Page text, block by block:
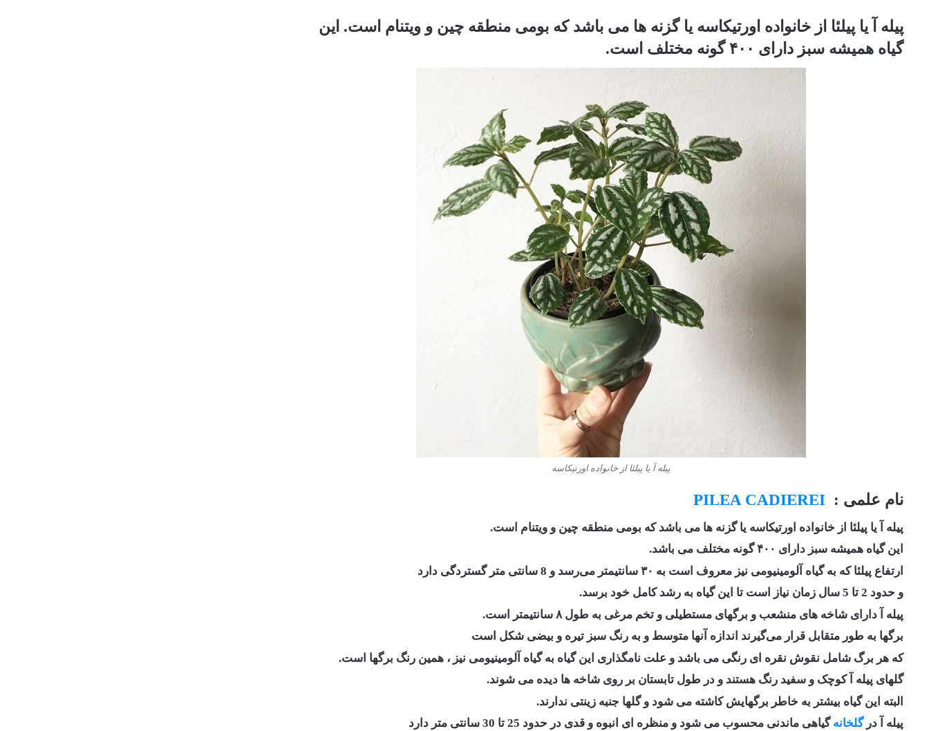
پیله آ ‏یا پیلئا از خانواده اورتیکاسه یا گزنه ها ‏‎می باشد که بومی منطقه چین و ویتنام است. این
گیاه همیشه سبز دارای ۴۰۰ گونه ‏مختلف است‏.
پیله آ ‏یا پیلئا از خانواده اورتیکاسه
نام علمی‎ ‎‏: ‏ PILEA CADIEREI
این گیاه همیشه سبز دارای ۴۰۰ گونه ‏مختلف می باشد.‏
ارتفاع پیلئا که به گیاه ‏آلومینیومی نیز معروف است به ۳۰ سانتیمتر می‌رسد و 8 سانتی متر گستردگی دارد
و حدود 2 تا 5 سال زمان ‏نیاز است تا این گیاه به رشد ‏کامل خود برسد‎.
پیله آ دارای شاخه های منشعب و برگهای مستطیلی و تخم مرغی به طول ۸ سانتیمتر است.
برگها به طور متقابل قرار می‌گیرند ‏اندازه آنها متوسط و به رنگ سبز تیره و بیضی شکل است
که هر برگ شامل نقوش نقره ای رنگی می باشد و علت نامگذاری این ‏گیاه به ‏گیاه ‏آلومینیومی نیز ، همین رنگ برگها است. ‎
گلهای پیله آ کوچک و سفید رنگ هستند و در طول تابستان بر روی شاخه ها دیده می شوند.
البته این گیاه بیشتر به خاطر برگهایش ‏کاشته می شود و گلها جنبه زینتی ندارند.‏
پیله آ درگلخانه گیاهی ماندنی محسوب می شود و منظره ای انبوه و قدی در حدود 25 تا 30 سانتی متر دارد